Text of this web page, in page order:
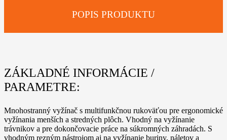
329,00€.279,00€.
POPIS PRODUKTU
ZÁKLADNÉ INFORMÁCIE /
PARAMETRE:
Mnohostranný vyžínač s multifunkčnou rukoväťou pre ergonomické
vyžínania menších a stredných plôch. Vhodný na vyžínanie
trávnikov a pre dokončovacie práce na súkromných záhradách. S
vhodným rezným nástrojom aj na vyžínanie buriny, náletov a